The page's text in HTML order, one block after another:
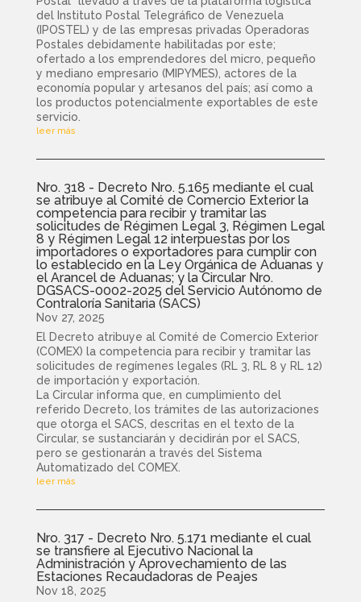
del Instituto Postal Telegráfico de Venezuela
(IPOSTEL) y de las empresas privadas Operadoras
Postales debidamente habilitadas por este;
ofertado a los emprendedores del micro, pequeño
y mediano empresario (MIPYMES), actores de la
economía popular y artesanos del país; así como a
los productos potencialmente exportables de este
servicio.
leer más
Nro. 318 - Decreto Nro. 5.165 mediante el cual
se atribuye al Comité de Comercio Exterior la
competencia para recibir y tramitar las
solicitudes de Régimen Legal 3, Régimen Legal
8 y Régimen Legal 12 interpuestas por los
importadores o exportadores para cumplir con
lo establecido en la Ley Orgánica de Aduanas y
el Arancel de Aduanas; y la Circular Nro.
DGSACS-0002-2025 del Servicio Autónomo de
Contraloría Sanitaria (SACS)
Nov 27, 2025
El Decreto atribuye al Comité de Comercio Exterior
(COMEX) la competencia para recibir y tramitar las
solicitudes de regímenes legales (RL 3, RL 8 y RL 12)
de importación y exportación.
La Circular informa que, en cumplimiento del
referido Decreto, los trámites de las autorizaciones
que otorga el SACS, descritas en el texto de la
Circular, se sustanciarán y decidirán por el SACS,
pero se gestionarán a través del Sistema
Automatizado del COMEX.
leer más
Nro. 317 - Decreto Nro. 5.171 mediante el cual
se transfiere al Ejecutivo Nacional la
Administración y Aprovechamiento de las
Estaciones Recaudadoras de Peajes
Nov 18, 2025